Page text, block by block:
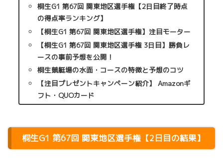
桐生G1 第67回 関東地区選手権【2日目終了時点
の得点率ランキング】
【桐生G1 第67回 関東地区選手権】注目モーター
【桐生G1 第67回 関東地区選手権 3日目】勝負レ
ースの事前予想を公開！
桐生競艇場の水面・コースの特徴と予想のコツ
【注目プレゼントキャンペーン紹介】 Amazonギ
フト・QUOカード
桐生G1 第67回 関東地区選手権【2日目の結果】